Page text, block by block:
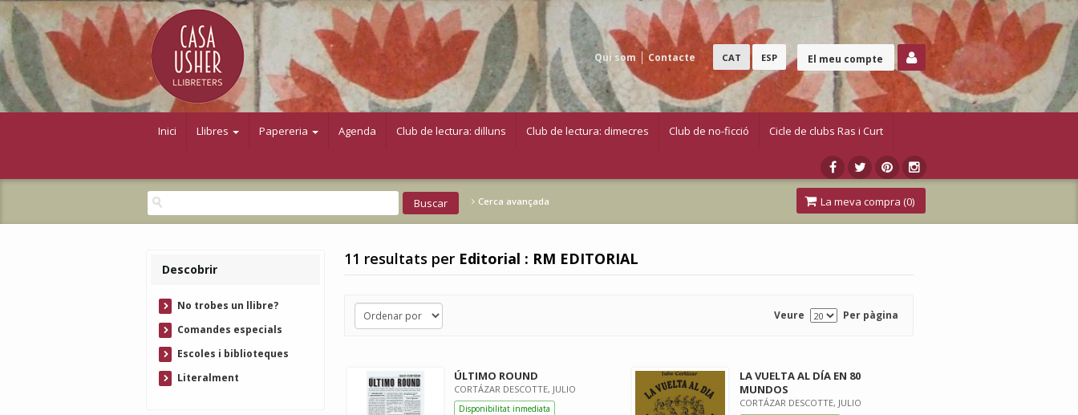
El meu compte
CAT ESP
Qui som Contacte
Inici Llibres Papereria Agenda Club de lectura: dilluns Club de lectura: dimecres Club de no-ficció Cicle de clubs Ras i Curt
Cerca avançada La meva compra (0)
11 resultats per Editorial : RM EDITORIAL
Veure Per pàgina
ÚLTIMO ROUND
CORTÁZAR DESCOTTE, JULIO
Disponibilitat inmediata
LA VUELTA AL DÍA EN 80
MUNDOS
CORTÁZAR DESCOTTE, JULIO
Descobrir
No trobes un llibre?
Comandes especials
Escoles i biblioteques
Literalment